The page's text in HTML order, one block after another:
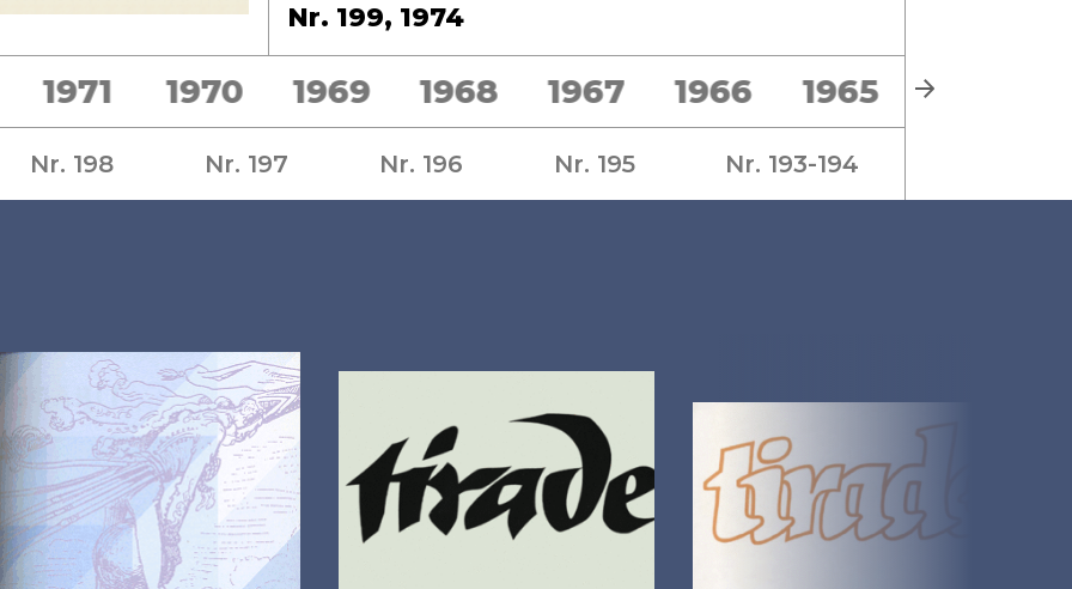
Nr. 199, 1974
1971 1970 1969 1968 1967 1966 1965 1964
Nr. 198 Nr. 197 Nr. 196 Nr. 195 Nr. 193-194